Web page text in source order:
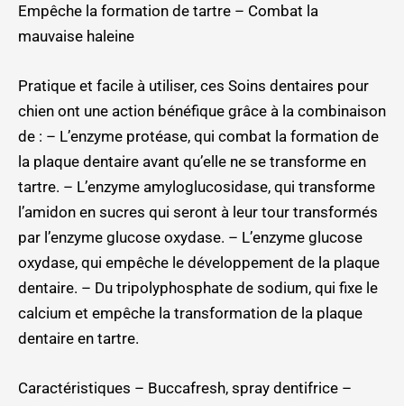
Empêche la formation de tartre – Combat la
mauvaise haleine
Pratique et facile à utiliser, ces Soins dentaires pour
chien ont une action bénéfique grâce à la combinaison
de : – L’enzyme protéase, qui combat la formation de
la plaque dentaire avant qu’elle ne se transforme en
tartre. – L’enzyme amyloglucosidase, qui transforme
l’amidon en sucres qui seront à leur tour transformés
par l’enzyme glucose oxydase. – L’enzyme glucose
oxydase, qui empêche le développement de la plaque
dentaire. – Du tripolyphosphate de sodium, qui fixe le
calcium et empêche la transformation de la plaque
dentaire en tartre.
Caractéristiques – Buccafresh, spray dentifrice –